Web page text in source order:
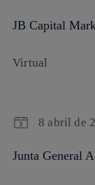
JB Capital
Virtual
8 abril de
Junta General